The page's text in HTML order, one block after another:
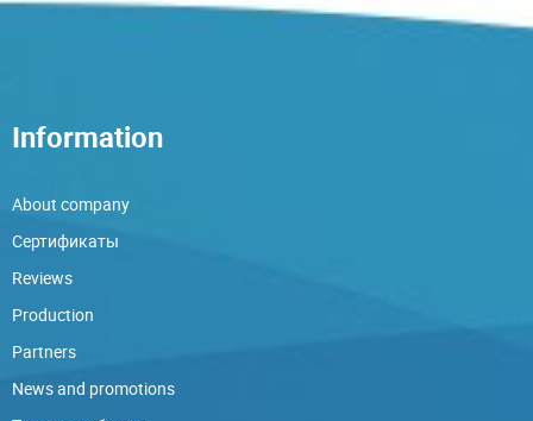
Information
About company
Сертификаты
Reviews
Production
Partners
News and promotions